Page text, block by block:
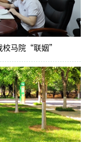
校马院“联姻”